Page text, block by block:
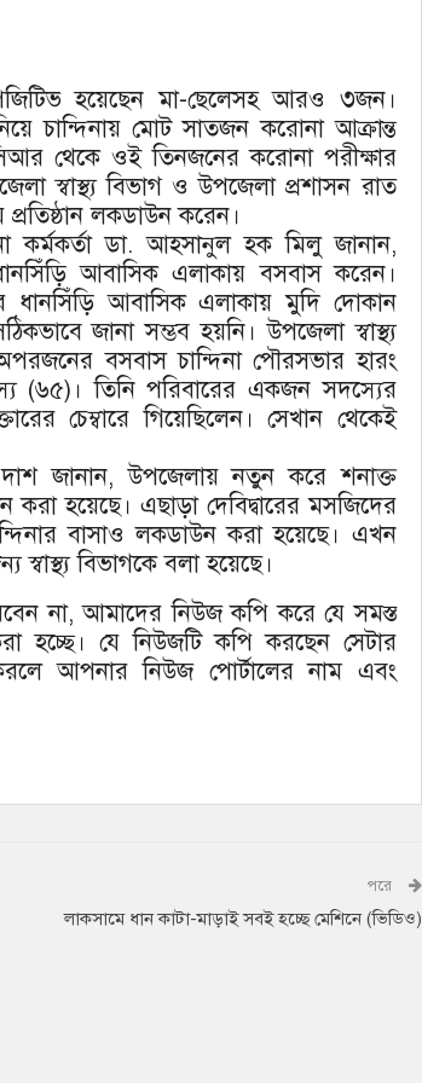
হয়েছেন মা-ছেলেসহ আরও ৩জন।
চান্দিনায় মোট সাতজন করোনা আক্রান্ত
থেকে ওই তিনজনের করোনা পরীক্ষার
স্বাস্থ্য বিভাগ ও উপজেলা প্রশাসন রাত
প্রতিষ্ঠান লকডাউন করেন।
কর্মকর্তা ডা. আহসানুল হক মিলু জানান,
আবাসিক এলাকায় বসবাস করেন।
আবাসিক এলাকায় মুদি দোকান
জানা সম্ভব হয়নি। উপজেলা স্বাস্থ্য
বসবাস চান্দিনা পৌরসভার হারং
(৬৫)। তিনি পরিবারের একজন সদস্যের
চেম্বারে গিয়েছিলেন। সেখান থেকেই
দাশ জানান, উপজেলায় নতুন করে শনাক্ত
হয়েছে। এছাড়া দেবিদ্বারের মসজিদের
বাসাও লকডাউন করা হয়েছে। এখন
বিভাগকে বলা হয়েছে।
না, আমাদের নিউজ কপি করে যে সমস্ত
হচ্ছে। যে নিউজটি কপি করছেন সেটার
আপনার নিউজ পোর্টালের নাম এবং
পরে
লাকসামে ধান কাটা-মাড়াই সবই হচ্ছে মেশিনে (ভিডিও)